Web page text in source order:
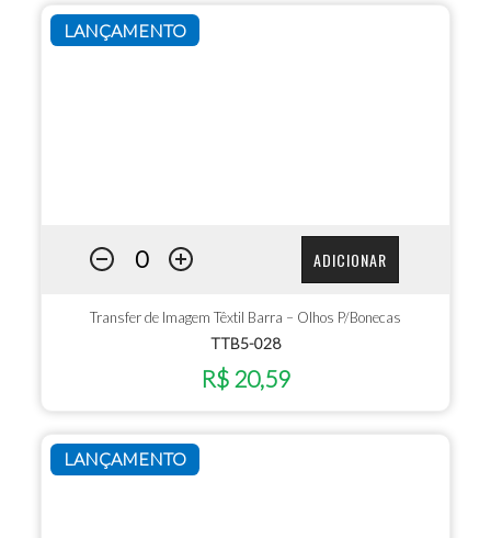
LANÇAMENTO
ADICIONAR
Transfer de Imagem Têxtil Barra – Olhos P/Bonecas
TTB5-028
R$ 20,59
LANÇAMENTO